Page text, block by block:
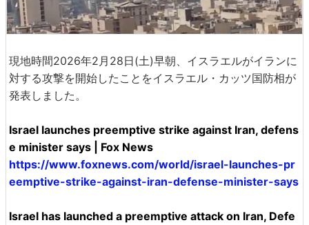
現地時間2026年2月28日(土)早朝、イスラエルがイランに
対する攻撃を開始したことをイスラエル・カッツ国防相が
発表しました。
Israel launches preemptive strike against Iran, defens
e minister says | Fox News
https://www.foxnews.com/world/israel-launches-pr
eemptive-strike-against-iran-defense-minister-says
Israel has launched a preemptive attack on Iran, Defe